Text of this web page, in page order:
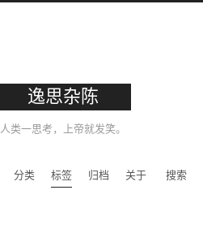
逸思杂陈
人类一思考，上帝就发笑。
分类 标签 归档 关于 搜索